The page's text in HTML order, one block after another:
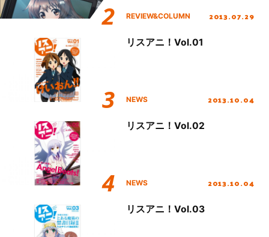
REVIEW&COLUMN 2013.07.29
リスアニ！Vol.01
NEWS 2013.10.04
リスアニ！Vol.02
NEWS 2013.10.04
リスアニ！Vol.03